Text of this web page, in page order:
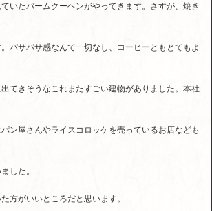
いたバームクーヘンがやってきます。さすが、焼き
パサパサ感なんて一切なし、コーヒーともとてもよ
てきそうなこれまたすごい建物がありました。本社
ン屋さんやライスコロッケを売っているお店なども
した。
方がいいところだと思います。